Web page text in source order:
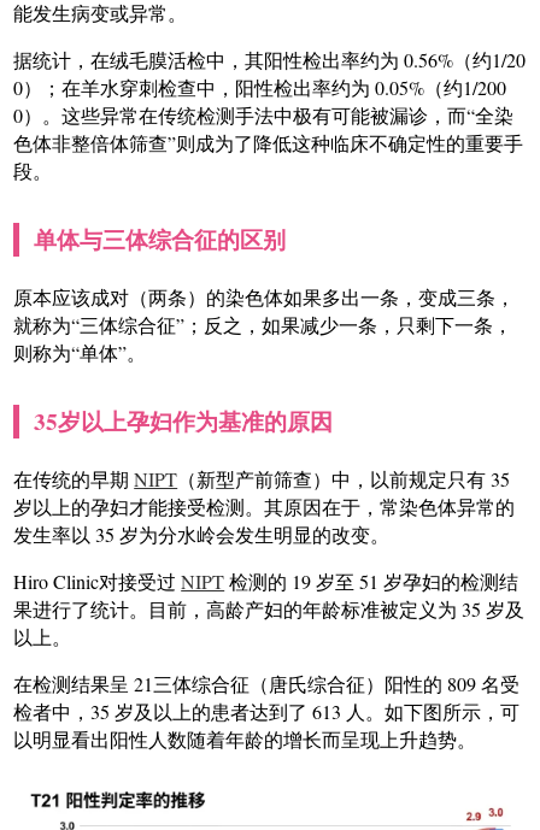
能发生病变或异常。
据统计，在绒毛膜活检中，其阳性检出率约为 0.56%（约1/20
0）；在羊水穿刺检查中，阳性检出率约为 0.05%（约1/200
0）。这些异常在传统检测手法中极有可能被漏诊，而“全染
色体非整倍体筛查”则成为了降低这种临床不确定性的重要手
段。
单体与三体综合征的区别
原本应该成对（两条）的染色体如果多出一条，变成三条，
就称为“三体综合征”；反之，如果减少一条，只剩下一条，
则称为“单体”。
35岁以上孕妇作为基准的原因
在传统的早期NIPT （新型产前筛查）中，以前规定只有 35
岁以上的孕妇才能接受检测。其原因在于，常染色体异常的
发生率以 35 岁为分水岭会发生明显的改变。
Hiro Clinic对接受过NIPT检测的 19 岁至 51 岁孕妇的检测结
果进行了统计。目前，高龄产妇的年龄标准被定义为 35 岁及
以上。
在检测结果呈 21三体综合征（唐氏综合征）阳性的 809 名受
检者中，35 岁及以上的患者达到了 613 人。如下图所示，可
以明显看出阳性人数随着年龄的增长而呈现上升趋势。